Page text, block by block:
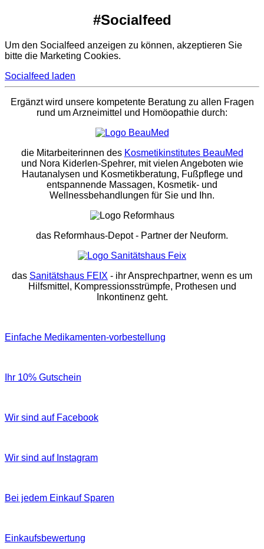
#Socialfeed
Um den Socialfeed anzeigen zu können, akzeptieren Sie
bitte die Marketing Cookies.
Socialfeed laden
Ergänzt wird unsere kompetente Beratung zu allen Fragen
rund um Arzneimittel und Homöopathie durch:
die Mitarbeiterinnen des Kosmetikinstitutes BeauMed
und Nora Kiderlen-Spehrer, mit vielen Angeboten wie
Hautanalysen und Kosmetikberatung, Fußpflege und
entspannende Massagen, Kosmetik- und
Wellnessbehandlungen für Sie und Ihn.
das Reformhaus-Depot- Partner der Neuform.
das Sanitätshaus FEIX - ihr Ansprechpartner, wenn es um
Hilfsmittel, Kompressionsstrümpfe, Prothesen und
Inkontinenz geht.
Einfache Medikamenten-vorbestellung
Ihr 10% Gutschein
Wir sind auf Facebook
Wir sind auf Instagram
Bei jedem Einkauf Sparen
Einkaufsbewertung